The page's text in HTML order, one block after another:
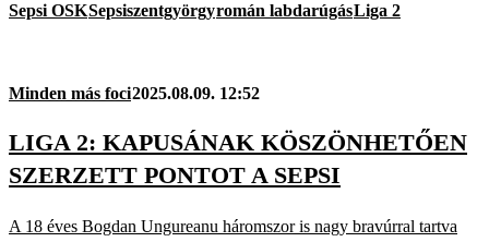
Sepsi OSKSepsiszentgyörgyromán labdarúgásLiga 2
Minden más foci2025.08.09. 12:52
LIGA 2: KAPUSÁNAK KÖSZÖNHETŐEN
SZERZETT PONTOT A SEPSI
A 18 éves Bogdan Ungureanu háromszor is nagy bravúrral tartva